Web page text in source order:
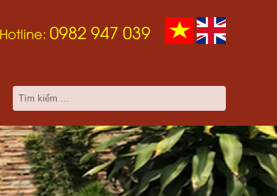
Hotline: 0982 947 039